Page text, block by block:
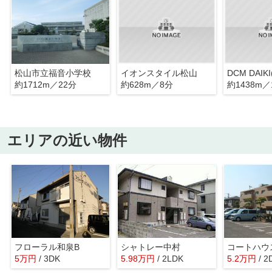
松山市立福音小学校
約1712m／22分
イオンスタイル松山
約628m／8分
約1438m
エリアの近い物件
フローラル和泉B
5万円 / 3DK
シャトレー中村
5.98万円 / 2LDK
コートハ
5.2万円 /